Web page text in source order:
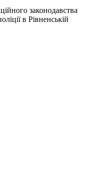
законодавства
в Рівненській